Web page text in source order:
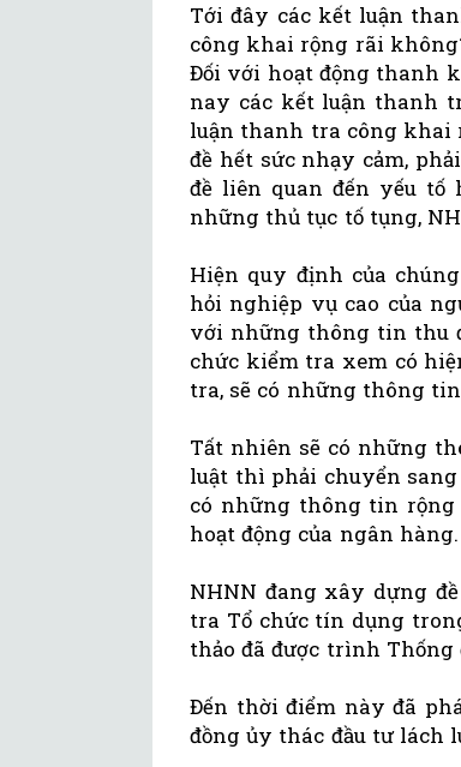
Tới đây các kết luận
công khai rộng rãi
Đối với hoạt động thanh
nay các kết luận thanh
luận thanh tra công khai
đề hết sức nhạy cảm,
đề liên quan đến yếu
những thủ tục tố tụng,
Hiện quy định của
hỏi nghiệp vụ cao của
với những thông tin thu
chức kiểm tra xem có
tra, sẽ có những thông
Tất nhiên sẽ có những
luật thì phải chuyển
có những thông tin
hoạt động của ngân hàng.
NHNN đang xây dựng
tra Tổ chức tín dụng
thảo đã được trình Thống
Đến thời điểm này đã
đồng ủy thác đầu tư lách